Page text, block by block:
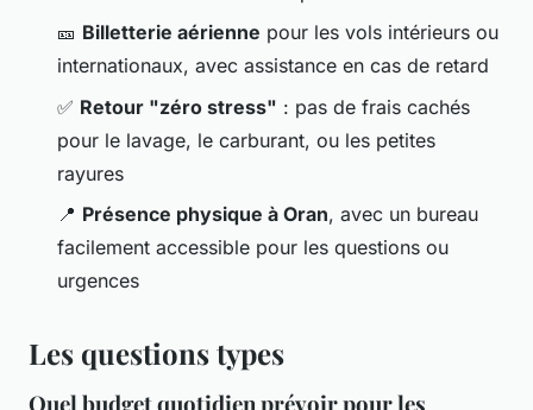
🎫 Billetterie aérienne pour les vols intérieurs ou
internationaux, avec assistance en cas de retard
✅ Retour "zéro stress" : pas de frais cachés
pour le lavage, le carburant, ou les petites
rayures
📍 Présence physique à Oran, avec un bureau
facilement accessible pour les questions ou
urgences
Les questions types
Quel budget quotidien prévoir pour les